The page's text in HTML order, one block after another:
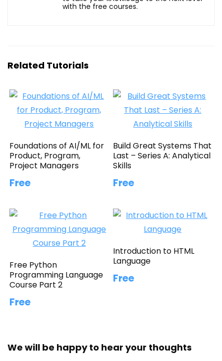
with the free courses.
Related Tutorials
Foundations of AI/ML for
Product, Program,
Project Managers
Free
Build Great Systems That
Last – Series A: Analytical
Skills
Free
Free Python
Programming Language
Course Part 2
Free
Introduction to HTML
Language
Free
We will be happy to hear your thoughts